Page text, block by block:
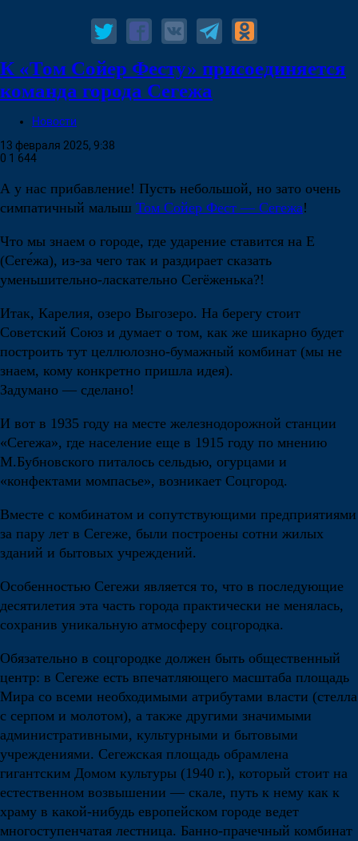
К «Том Сойер Фесту» присоединяется
команда города Сегежа
Новости
13 февраля 2025, 9:38
0 1 644
А у нас прибавление! Пусть небольшой, но зато очень
симпатичный малыш Том Сойер Фест — Сегежа!
Что мы знаем о городе, где ударение ставится на Е
(Сеге́жа), из-за чего так и раздирает сказать
уменьшительно-ласкательно Сегёженька?!
Итак, Карелия, озеро Выгозеро. На берегу стоит
Советский Союз и думает о том, как же шикарно будет
построить тут целлюлозно-бумажный комбинат (мы не
знаем, кому конкретно пришла идея).
Задумано — сделано!
И вот в 1935 году на месте железнодорожной станции
«Сегежа», где население еще в 1915 году по мнению
М.Бубновского питалось сельдью, огурцами и
«конфектами момпасье», возникает Соцгород.
Вместе с комбинатом и сопутствующими предприятиями
за пару лет в Сегеже, были построены сотни жилых
зданий и бытовых учреждений.
Особенностью Сегежи является то, что в последующие
десятилетия эта часть города практически не менялась,
сохранив уникальную атмосферу соцгородка.
Обязательно в соцгородке должен быть общественный
центр: в Сегеже есть впечатляющего масштаба площадь
Мира со всеми необходимыми атрибутами власти (стелла
с серпом и молотом), а также другими значимыми
административными, культурными и бытовыми
учреждениями. Сегежская площадь обрамлена
гигантским Домом культуры (1940 г.), который стоит на
естественном возвышении — скале, путь к нему как к
храму в какой-нибудь европейском городе ведет
многоступенчатая лестница. Банно-прачечный комбинат